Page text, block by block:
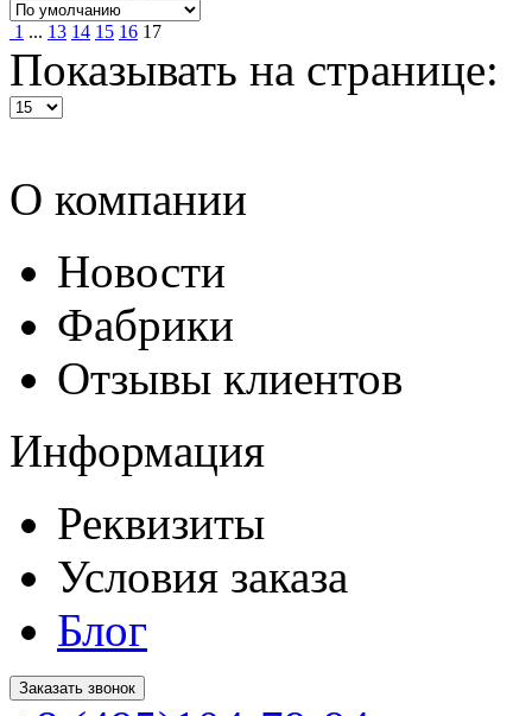
1 ... 13 14 15 16 17
Показывать на странице:
О компании
Новости
Фабрики
Отзывы клиентов
Информация
Реквизиты
Условия заказа
Блог
Заказать звонок